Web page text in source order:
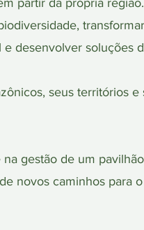
partir da própria região.
transformar
desenvolver soluções
seus territórios e
gestão de um pavilhão
novos caminhos para o